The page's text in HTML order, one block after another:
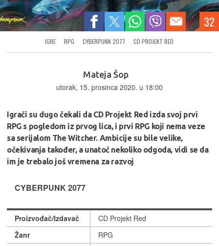
32
IGRE RPG CYBERPUNK 2077 CD PROJEKT RED
Mateja Šop
utorak, 15. prosinca 2020. u 18:00
Igrači su dugo čekali da CD Projekt Red izda svoj prvi
RPG s pogledom iz prvog lica, i prvi RPG koji nema veze
sa serijalom The Witcher. Ambicije su bile velike,
očekivanja također, a unatoč nekoliko odgoda, vidi se da
im je trebalo još vremena za razvoj
CYBERPUNK 2077
Proizvođač/Izdavač
CD Projekt Red
Žanr
RPG